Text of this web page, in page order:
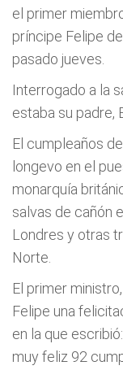
el primer
príncipe Felipe
pasado jueves.
Interrogado a la
estaba su padre,
El cumpleaños
longevo en el
monarquía
salvas de cañón
Londres y otras
Norte.
El primer
Felipe una
en la que
muy feliz 92